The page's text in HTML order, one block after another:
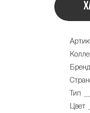
Бренд
Тип
Цвет